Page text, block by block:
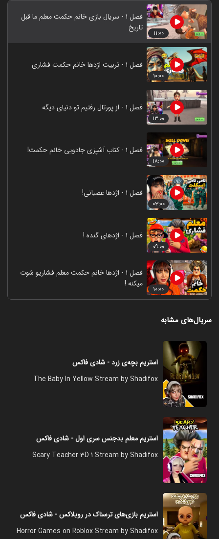
۱۱:۰۰
فصل ۱ - سریال بازی خانم حکمت معلم ما قبل
تاریخ
۱۰:۰۰
فصل ۱ - تربیت اژدها خانم حکمت فشاری
۱۳:۰۰
فصل ۱ - از پورتال رفتیم تو دنیای دیگه
۱۸:۰۰
فصل ۱ - کتاب آشپزی جادویی خانم حکمت!
۰۳:۰۰
فصل ۱ - اژدها عصبانی!
۰۹:۰۰
فصل ۱ - اژدهای گنده !
۱۰:۰۰
فصل ۱ - اژدها خانم حکمت معلم فشاریو شوت
میکنه !
سریال‌های مشابه
استریم بچه‌ی زرد - شادی فاکس
The Baby In Yellow Stream by Shadifox
استریم معلم بدجنس سری اول - شادی فاکس
Scary Teacher 3D 1 Stream by Shadifox
استریم بازی‌های ترسناک در روبلاکس - شادی فاکس
Horror Games on Roblox Stream by Shadifox